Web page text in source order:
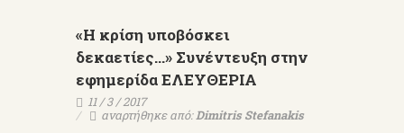
«Η κρίση υποβόσκει
δεκαετίες...» Συνέντευξη στην
εφημερίδα ΕΛΕΥΘΕΡΙΑ
11 / 3 / 2017
αναρτήθηκε από:Dimitris Stefanakis